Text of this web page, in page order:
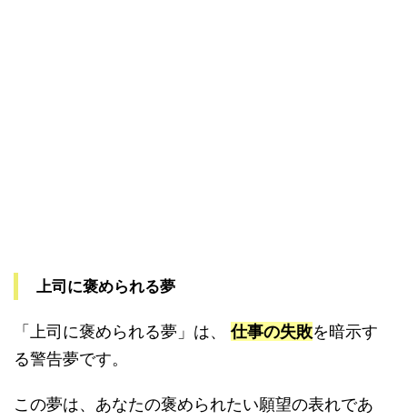
上司に褒められる夢
「上司に褒められる夢」は、仕事の失敗を暗示す
る警告夢です。
この夢は、あなたの褒められたい願望の表れであ